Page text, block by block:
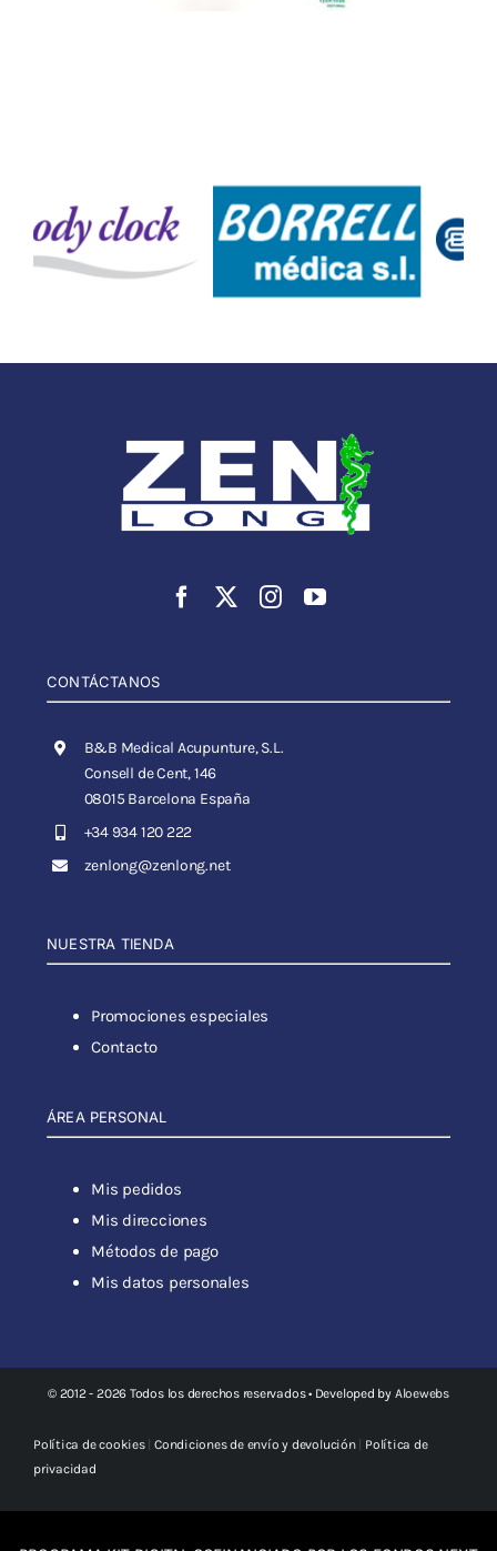
CONTÁCTANOS
B&B Medical Acupunture, S.L.
Consell de Cent, 146
08015 Barcelona España
+34 934 120 222
zenlong@zenlong.net
NUESTRA TIENDA
Promociones especiales
Contacto
ÁREA PERSONAL
Mis pedidos
Mis direcciones
Métodos de pago
Mis datos personales
© 2012 - 2026 Todos los derechos reservados • Developed by Aloewebs
Política de cookies|Condiciones de envío y devolución| Política de
privacidad